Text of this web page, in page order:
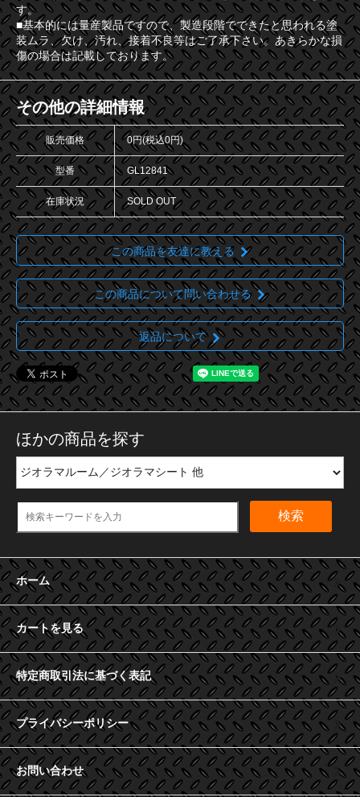
す。
■基本的には量産製品ですので、製造段階でできたと思われる塗
装ムラ、欠け、汚れ、接着不良等はご了承下さい。あきらかな損
傷の場合は記載しております。
その他の詳細情報
販売価格 0円(税込0円)
型番 GL12841
在庫状況 SOLD OUT
この商品を友達に教える
この商品について問い合わせる
返品について
ほかの商品を探す
検索
ホーム
カートを見る
特定商取引法に基づく表記
プライバシーポリシー
お問い合わせ